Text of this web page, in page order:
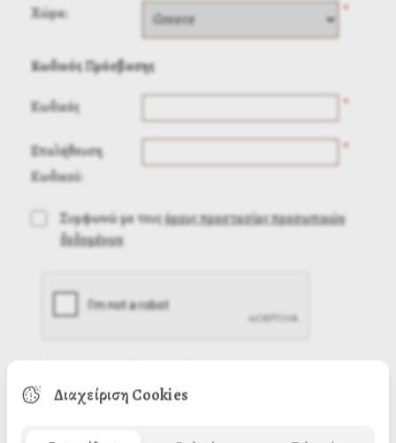
Χώρα: *
Κωδικός Πρόσβασης
Κωδικός *
Επαλήθευση
Κωδικού:
*
Συμφωνώ με τουςόρους προστασίας προσωπικών
δεδομένων
Διαχείριση Cookies